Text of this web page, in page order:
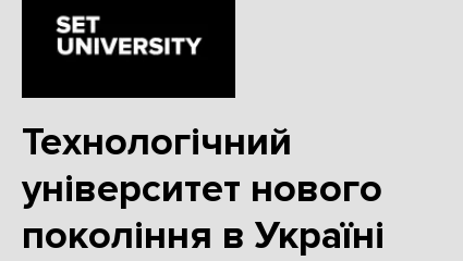
Технологічний
університет нового
покоління в Україні